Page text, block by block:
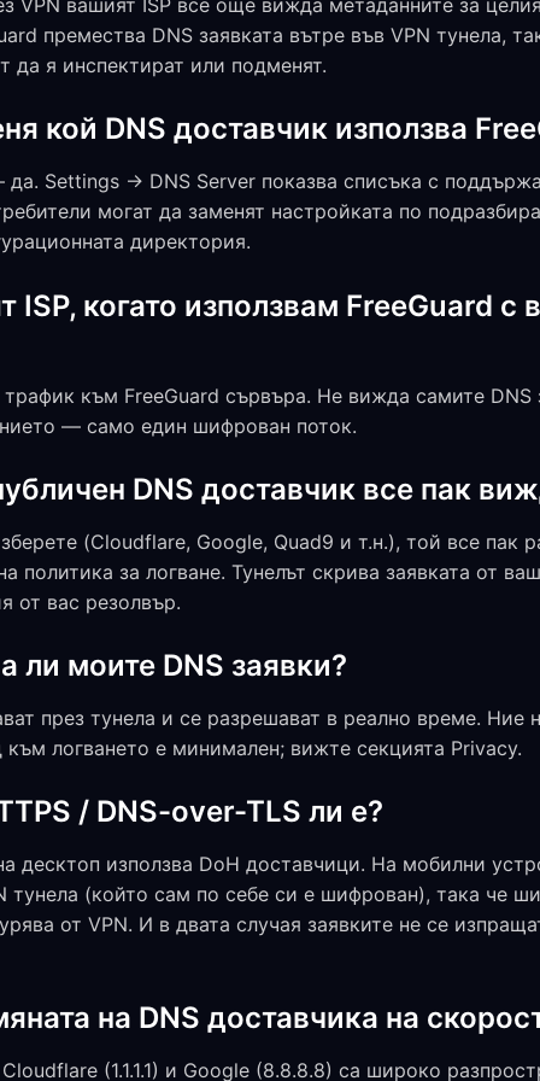
VPN вашият ISP все още вижда метаданните за
премества DNS заявката вътре във VPN тунела,
да я инспектират или подменят.
кой DNS доставчик използва
Settings → DNS Server показва списъка с
могат да заменят настройката по
директория.
когато използвам FreeGuard с
към FreeGuard сървъра. Не вижда самите DNS
— само един шифрован поток.
DNS доставчик все пак
(Cloudflare, Google, Quad9 и т.н.), той все пак
политика за логване. Тунелът скрива заявката от
от вас резолвър.
ли моите DNS заявки?
през тунела и се разрешават в реално време. Ние
логването е минимален; вижте секцията Privacy.
/ DNS-over-TLS ли е?
десктоп използва DoH доставчици. На мобилни
тунела (който сам по себе си е шифрован), така че
от VPN. И в двата случая заявките не се
на DNS доставчика на
(1.1.1.1) и Google (8.8.8.8) са широко